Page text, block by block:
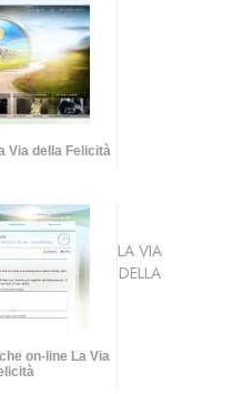
Via della Felicità
on-line La Via
LA VIA
DELLA